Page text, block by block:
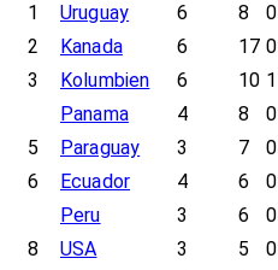
1
Uruguay 6 8 0
2
Kanada 6 17 0
3
Kolumbien 6 10 1
Panama
4 8 0
5
Paraguay 3 7 0
6
Ecuador 4 6 0
Peru
3 6 0
8
USA 3 5 0